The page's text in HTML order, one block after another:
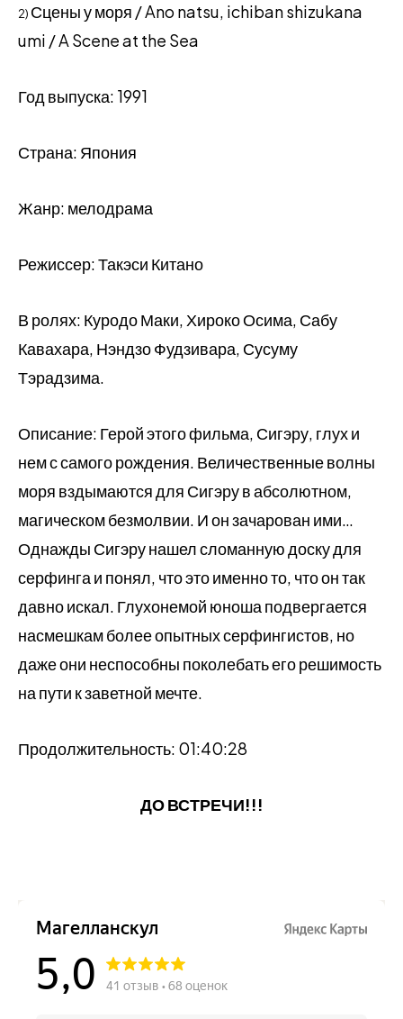
2) Сцены у моря / Ano natsu, ichiban shizukana
umi / A Scene at the Sea
Год выпуска: 1991
Страна: Япония
Жанр: мелодрама
Режиссер: Такэси Китано
В ролях: Куродо Маки, Хироко Осима, Сабу
Кавахара, Нэндзо Фудзивара, Сусуму
Тэрадзима.
Описание: Герой этого фильма, Сигэру, глух и
нем с самого рождения. Величественные волны
моря вздымаются для Сигэру в абсолютном,
магическом безмолвии. И он зачарован ими…
Однажды Сигэру нашел сломанную доску для
серфинга и понял, что это именно то, что он так
давно искал. Глухонемой юноша подвергается
насмешкам более опытных серфингистов, но
даже они неспособны поколебать его решимость
на пути к заветной мечте.
Продолжительность: 01:40:28
ДО ВСТРЕЧИ!!!